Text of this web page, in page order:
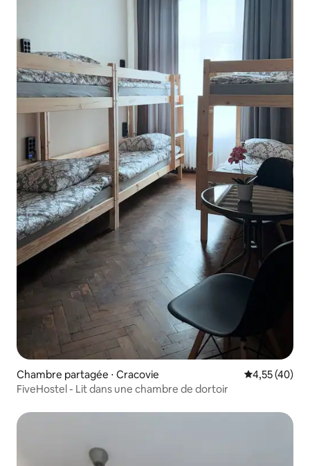
Chambre partagée ⋅ Cracovie Évaluation
4,55 (40)
FiveHostel - Lit dans une chambre de dortoir